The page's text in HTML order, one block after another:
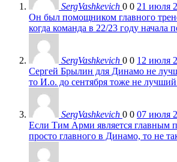
SergVashkevich 0 0 21 июля
Он был помощником главного
когда команда в 22/23 году начала
SergVashkevich 0 0 12 июля
Сергей Брылин для Динамо не
то И.о. до сентября тоже не
SergVashkevich 0 0 07 июля
Если Тим Арми является главным
просто главного в Динамо, то не